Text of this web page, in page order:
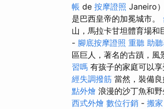
帳 de 按摩證照 Janeiro
是巴西皇帝的加冕城市。
山，馬拉卡甘坦體育場
- 腳底按摩證照 重聽 助
區巨人，著名的古蹟，風
習嗎 有孩子的家庭可以
經失調撥筋 當然，裝備
點外燴 浪漫的沙丁魚和
西式外燴 數位行銷 - 搬家